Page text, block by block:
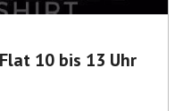
🏸SONNTAG Badminton Flat 10 bis 13 Uhr